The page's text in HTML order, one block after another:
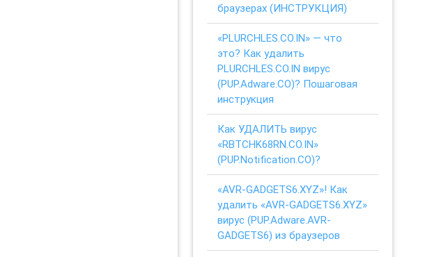
браузерах (ИНСТРУКЦИЯ)
«PLURCHLES.CO.IN» — что
это? Как удалить
PLURCHLES.CO.IN вирус
(PUP.Adware.CO)? Пошаговая
инструкция
Как УДАЛИТЬ вирус
«RBTCHK68RN.CO.IN»
(PUP.Notification.CO)?
«AVR-GADGETS6.XYZ»! Как
удалить «AVR-GADGETS6.XYZ»
вирус (PUP.Adware.AVR-
GADGETS6) из браузеров